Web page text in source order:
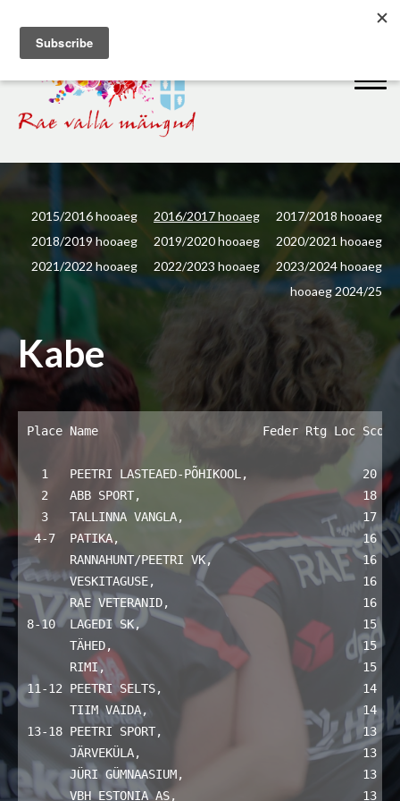
2015/2016 hooaeg 2016/2017 hooaeg
2017/2018 hooaeg
2018/2019 hooaeg
2019/2020 hooaeg
2020/2021 hooaeg
2021/2022 hooaeg
2022/2023 hooaeg
2023/2024 hooaeg
hooaeg 2024/25
Kabe
Place Name                       Feder Rtg Loc Score
1   PEETRI LASTEAED-PÕHIKOOL,                20
2   ABB SPORT,                               18
3   TALLINNA VANGLA,                         17
4-7  PATIKA,                                  16
RANNAHUNT/PEETRI VK,                     16
VESKITAGUSE,                             16
RAE VETERANID,                           16
8-10  LAGEDI SK,                               15
TÄHED,                                   15
RIMI,                                    15
11-12 PEETRI SELTS,                            14
TIIM VAIDA,                              14
13-18 PEETRI SPORT,                            13
JÄRVEKÜLA,                               13
JÜRI GÜMNAASIUM,                         13
VBH ESTONIA AS,                          13